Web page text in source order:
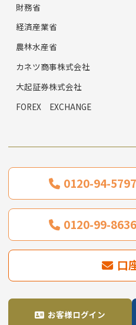
財務省
経済産業省
農林水産省
カネツ商事株式会社
大起証券株式会社
FOREX EXCHANGE
0120-94-5797
0120-99-8636
口
お客様ログイン